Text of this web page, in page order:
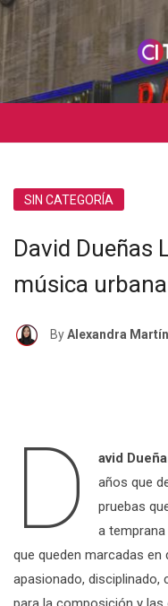
SIN CATEGORÍA
David Dueñas
música
ByAlexandra
D avid
años que
pruebas
a
que queden marcadas en
apasionado, disciplinado,